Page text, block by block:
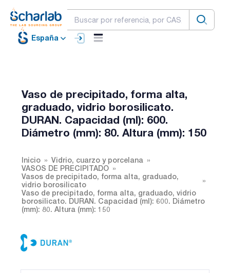
España
Vaso de precipitado, forma alta,
graduado, vidrio borosilicato.
DURAN. Capacidad (ml): 600.
Diámetro (mm): 80. Altura (mm): 150
Inicio
Vidrio, cuarzo y porcelana
VASOS DE PRECIPITADO
Vasos de precipitado, forma alta, graduado,
vidrio borosilicato
Vaso de precipitado, forma alta, graduado, vidrio
borosilicato. DURAN. Capacidad (ml): 600. Diámetro
(mm): 80. Altura (mm): 150